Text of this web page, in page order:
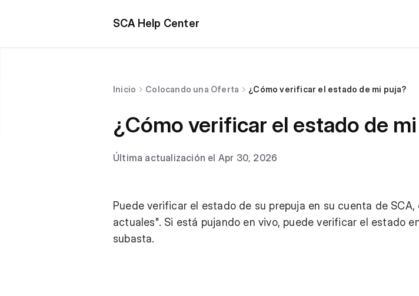
SCA Help Center
Inicio Colocando una Oferta ¿Cómo verificar el estado de mi puja?
¿Cómo verificar el estado de
Última actualización el Apr 30, 2026
Puede verificar el estado de su prepuja en su cuenta de SCA,
actuales". Si está pujando en vivo, puede verificar el estado
subasta.